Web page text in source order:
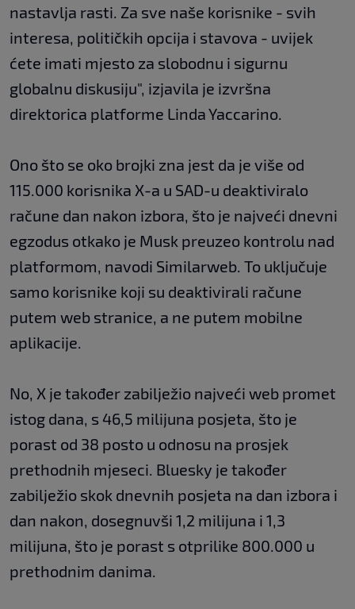
nastavlja rasti. Za sve naše korisnike - svih
interesa, političkih opcija i stavova - uvijek
ćete imati mjesto za slobodnu i sigurnu
globalnu diskusiju", izjavila je izvršna
direktorica platforme Linda Yaccarino.
Ono što se oko brojki zna jest da je više od
115.000 korisnika X-a u SAD-u deaktiviralo
račune dan nakon izbora, što je najveći dnevni
egzodus otkako je Musk preuzeo kontrolu nad
platformom, navodi Similarweb. To uključuje
samo korisnike koji su deaktivirali račune
putem web stranice, a ne putem mobilne
aplikacije.
No, X je također zabilježio najveći web promet
istog dana, s 46,5 milijuna posjeta, što je
porast od 38 posto u odnosu na prosjek
prethodnih mjeseci. Bluesky je također
zabilježio skok dnevnih posjeta na dan izbora i
dan nakon, dosegnuvši 1,2 milijuna i 1,3
milijuna, što je porast s otprilike 800.000 u
prethodnim danima.